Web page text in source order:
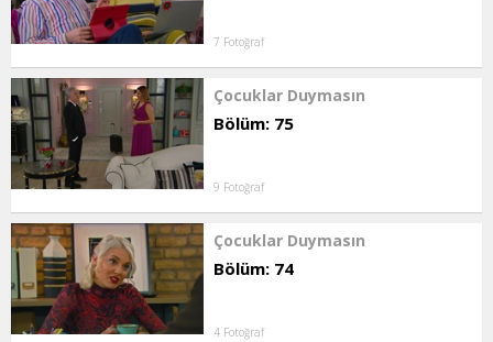
7 Fotoğraf
Çocuklar Duymasın
Bölüm: 75
9 Fotoğraf
Çocuklar Duymasın
Bölüm: 74
4 Fotoğraf